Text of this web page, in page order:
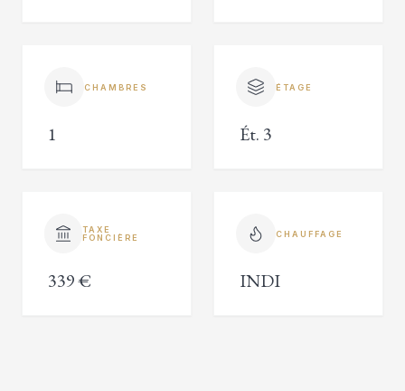
CHAMBRES
1
ÉTAGE
Ét. 3
TAXE
FONCIÈRE
339 €
CHAUFFAGE
INDI